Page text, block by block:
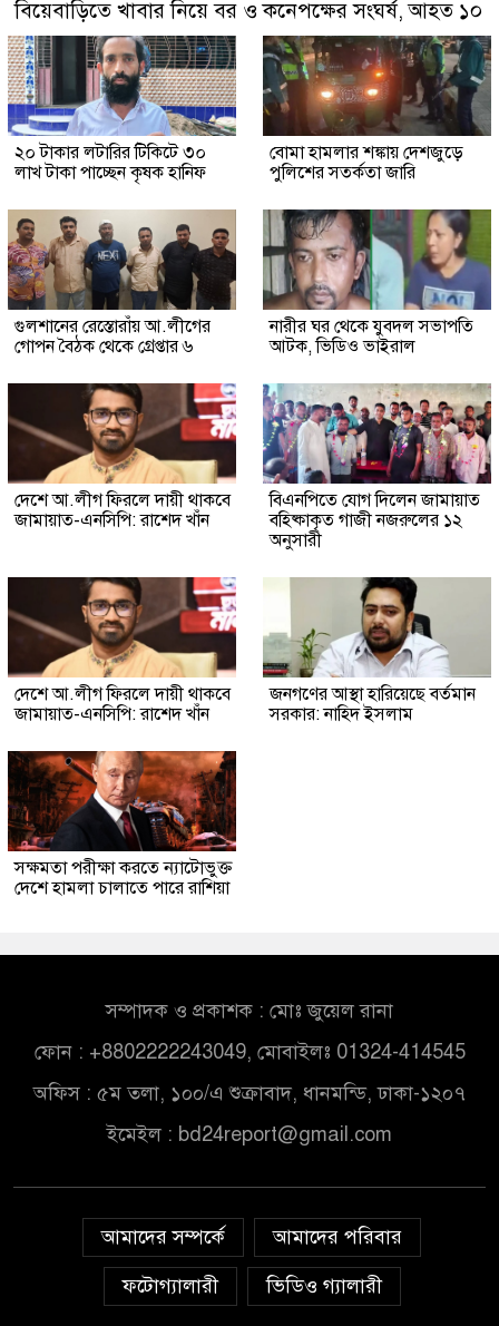
বিয়েবাড়িতে খাবার নিয়ে বর ও কনেপক্ষের সংঘর্ষ, আহত ১০
২০ টাকার লটারির টিকিটে ৩০
লাখ টাকা পাচ্ছেন কৃষক হানিফ
বোমা হামলার শঙ্কায় দেশজুড়ে
পুলিশের সতর্কতা জারি
গুলশানের রেস্তোরাঁয় আ.লীগের
গোপন বৈঠক থেকে গ্রেপ্তার ৬
নারীর ঘর থেকে যুবদল সভাপতি
আটক, ভিডিও ভাইরাল
দেশে আ.লীগ ফিরলে দায়ী থাকবে
জামায়াত-এনসিপি: রাশেদ খাঁন
বিএনপিতে যোগ দিলেন জামায়াত
বহিষ্কাকৃত গাজী নজরুলের ১২
অনুসারী
দেশে আ.লীগ ফিরলে দায়ী থাকবে
জামায়াত-এনসিপি: রাশেদ খাঁন
জনগণের আস্থা হারিয়েছে বর্তমান
সরকার: নাহিদ ইসলাম
সক্ষমতা পরীক্ষা করতে ন্যাটোভুক্ত
দেশে হামলা চালাতে পারে রাশিয়া
সম্পাদক ও প্রকাশক : মোঃ জুয়েল রানা
ফোন : +8802222243049, মোবাইলঃ 01324-414545
অফিস : ৫ম তলা, ১০০/এ শুক্রাবাদ, ধানমন্ডি, ঢাকা-১২০৭
ইমেইল : bd24report@gmail.com
আমাদের সম্পর্কে
আমাদের পরিবার
ফটোগ্যালারী
ভিডিও গ্যালারী